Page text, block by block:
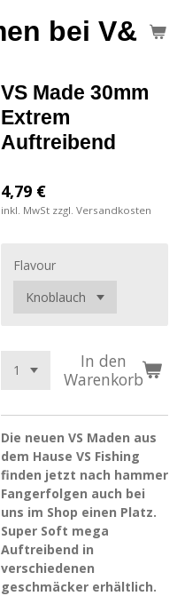
bei V&S
VS Made 30mm
Extrem
Auftreibend
4,79 €
inkl. MwSt zzgl. Versandkosten
Flavour
In den
Warenkorb
Die neuen VS Maden aus
dem Hause VS Fishing
finden jetzt nach hammer
Fangerfolgen auch bei
uns im Shop einen Platz.
Super Soft mega
Auftreibend in
verschiedenen
geschmäcker erhältlich.